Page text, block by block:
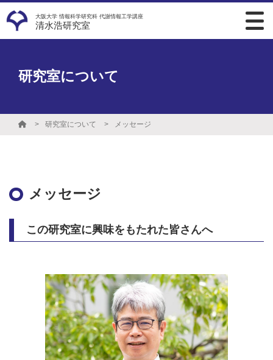
大阪大学 情報科学研究科 代謝情報工学講座
清水浩研究室
研究室について
研究室について メッセージ
メッセージ
この研究室に興味をもたれた皆さんへ